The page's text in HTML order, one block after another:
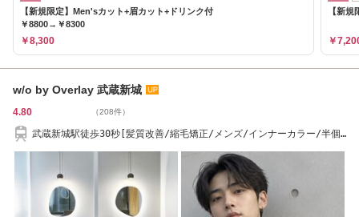
【新規限定】Men'sカット+眉カット+ドリンク付
￥8800→￥8300
￥8,300
【新
￥
w/o by Overlay 武蔵新城
4.80 （208件）
武蔵新城駅徒歩30秒[髪質改善/縮毛矯正/メンズ/インナーカラー/半個